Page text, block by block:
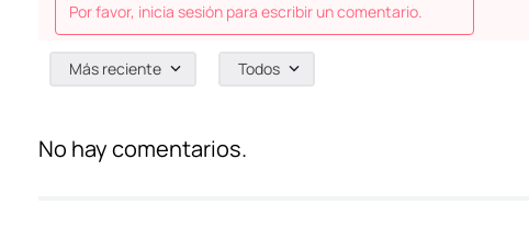
Por favor, inicia sesión para escribir un comentario.
Más reciente Todos
No hay comentarios.